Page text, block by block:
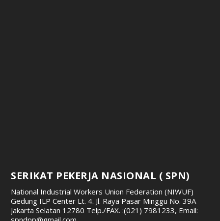
SERIKAT PEKERJA NASIONAL ( SPN)
National Industrial Workers Union Federation (NIWUF)
Gedung ILP Center Lt. 4. Jl. Raya Pasar Minggu No. 39A
Jakarta Selatan 12780 Telp./FAX. :(021) 7981233, Email: